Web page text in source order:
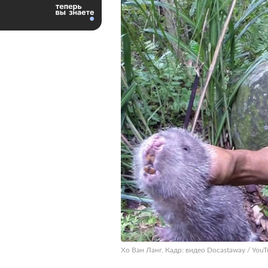
Хо Ван Ланг. Кадр: видео Docastaway /